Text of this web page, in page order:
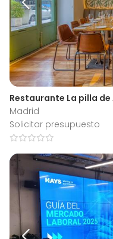
Restaurante La pilla
Madrid
Solicitar presupuesto